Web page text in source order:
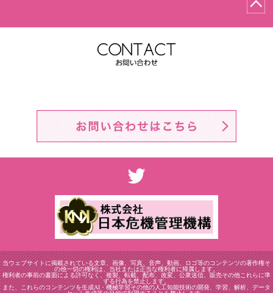
当ウェブサイトに掲載されている文章、画像、写真、音声、動画、ロゴ等のコンテンツの著作権そ
の他一切の権利は、当社または正当な権利者に帰属します。
権利者の事前の書面による許可なく、複製、転載、配布、改変、公衆送信、販売その他これらに準
ずる行為を禁止します。
また、これらのコンテンツを生成AI・機械学習その他の人工知能技術の開発、学習、解析、データ